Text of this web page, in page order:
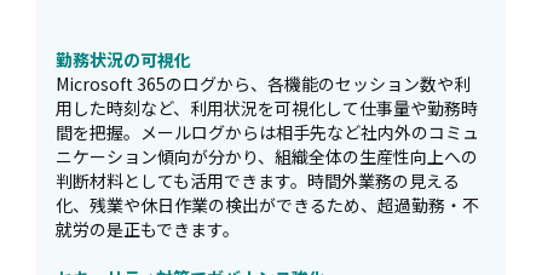
勤務状況の可視化
Microsoft 365のログから、各機能のセッション数や利
用した時刻など、利用状況を可視化して仕事量や勤務時
間を把握。メールログからは相手先など社内外のコミュ
ニケーション傾向が分かり、組織全体の生産性向上への
判断材料としても活用できます。時間外業務の見える
化、残業や休日作業の検出ができるため、超過勤務・不
就労の是正もできます。